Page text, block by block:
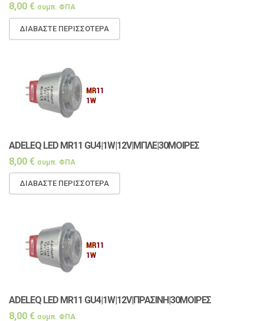
8,00 € συμπ. ΦΠΑ
ΔΙΑΒΆΣΤΕ ΠΕΡΙΣΣΌΤΕΡΑ
ADELEQ LED MR11 GU4|1W|12V|ΜΠΛΕ|30ΜΟΙΡΕΣ
8,00 € συμπ. ΦΠΑ
ΔΙΑΒΆΣΤΕ ΠΕΡΙΣΣΌΤΕΡΑ
ADELEQ LED MR11 GU4|1W|12V|ΠΡΑΣΙΝΗ|30ΜΟΙΡΕΣ
8,00 € συμπ. ΦΠΑ